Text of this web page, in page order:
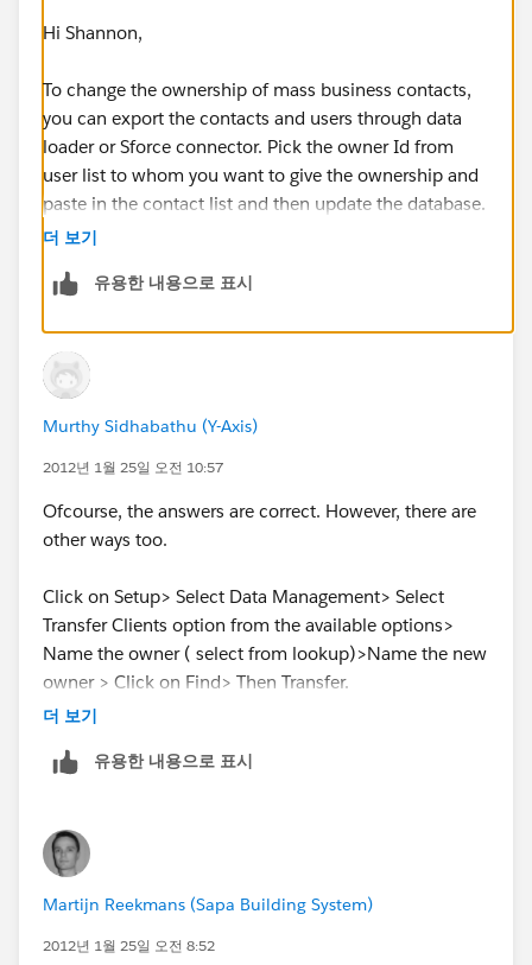
Hi Shannon,
To change the ownership of mass business contacts,
you can export the contacts and users through data
loader or Sforce connector. Pick the owner Id from
user list to whom you want to give the ownership and
paste in the contact list and then update the database.
It will change the ownership of the Contacts to
Regards,
Lagnajeeta Biswal
www.kvpcorp.com
더 보기
유용한 내용으로 표시
Murthy Sidhabathu (Y-Axis)
2012년 1월 25일 오전 10:57
Ofcourse, the answers are correct. However, there are
other ways too.
Click on Setup> Select Data Management> Select
Transfer Clients option from the available options>
Name the owner ( select from lookup)>Name the new
owner > Click on Find> Then Transfer.
FYI:https://na1.salesforce.com/p/own/BulkTransfer?
더 보기
유용한 내용으로 표시
Martijn Reekmans (Sapa Building System)
2012년 1월 25일 오전 8:52